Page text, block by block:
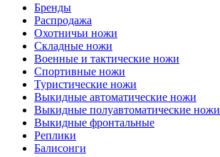
Бренды
Распродажа
Охотничьи ножи
Складные ножи
Военные и тактические ножи
Спортивные ножи
Туристические ножи
Выкидные автоматические ножи
Выкидные полуавтоматические ножи
Выкидные фронтальные
Реплики
Балисонги